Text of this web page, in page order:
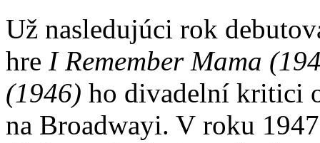
Už nasledujúci rok
hre I Remember Mama
(1946) ho divadelní kritici
na Broadwayi. V roku